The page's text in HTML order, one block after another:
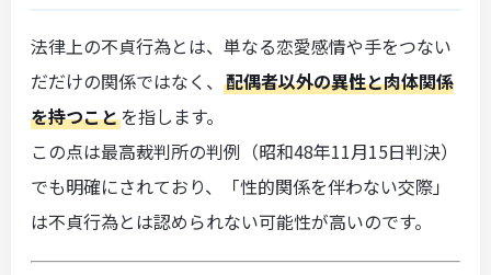
法律上の不貞行為とは、単なる恋愛感情や手をつない
だだけの関係ではなく、 配偶者以外の異性と肉体関係
を持つことを指します。
この点は最高裁判所の判例（昭和48年11月15日判決）
でも明確にされており、「性的関係を伴わない交際」
は不貞行為とは認められない可能性が高いのです。